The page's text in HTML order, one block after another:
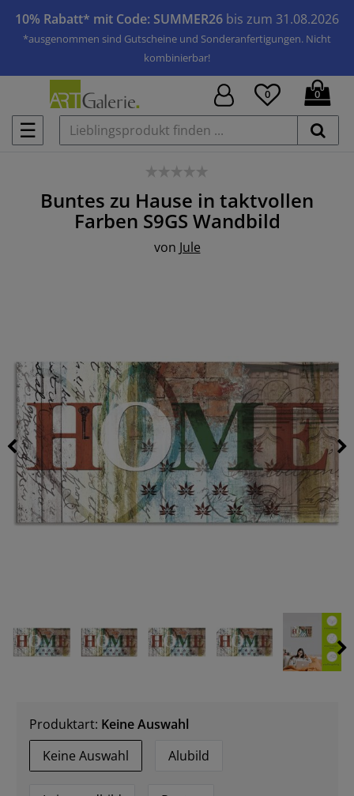
10% Rabatt* mit Code: SUMMER26 bis zum 31.08.2026
*ausgenommen sind Gutscheine und Sonderanfertigungen. Nicht
kombinierbar!
☰
0 0
Buntes zu Hause in taktvollen
Farben S9GS Wandbild
von Jule
Produktart: Keine Auswahl
Keine Auswahl
Alubild